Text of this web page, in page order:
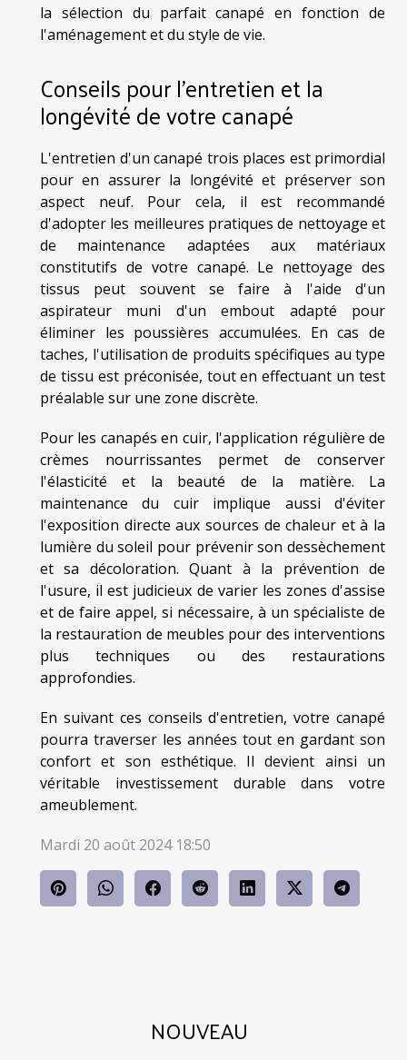
NOUVEAU
la sélection du parfait canapé en fonction de
l'aménagement et du style de vie.
Conseils pour l'entretien et la
longévité de votre canapé
L'entretien d'un canapé trois places est primordial
pour en assurer la longévité et préserver son
aspect neuf. Pour cela, il est recommandé
d'adopter les meilleures pratiques de nettoyage et
de maintenance adaptées aux matériaux
constitutifs de votre canapé. Le nettoyage des
tissus peut souvent se faire à l'aide d'un
aspirateur muni d'un embout adapté pour
éliminer les poussières accumulées. En cas de
taches, l'utilisation de produits spécifiques au type
de tissu est préconisée, tout en effectuant un test
préalable sur une zone discrète.
Pour les canapés en cuir, l'application régulière de
crèmes nourrissantes permet de conserver
l'élasticité et la beauté de la matière. La
maintenance du cuir implique aussi d'éviter
l'exposition directe aux sources de chaleur et à la
lumière du soleil pour prévenir son dessèchement
et sa décoloration. Quant à la prévention de
l'usure, il est judicieux de varier les zones d'assise
et de faire appel, si nécessaire, à un spécialiste de
la restauration de meubles pour des interventions
plus techniques ou des restaurations
approfondies.
En suivant ces conseils d'entretien, votre canapé
pourra traverser les années tout en gardant son
confort et son esthétique. Il devient ainsi un
véritable investissement durable dans votre
ameublement.
Mardi 20 août 2024 18:50